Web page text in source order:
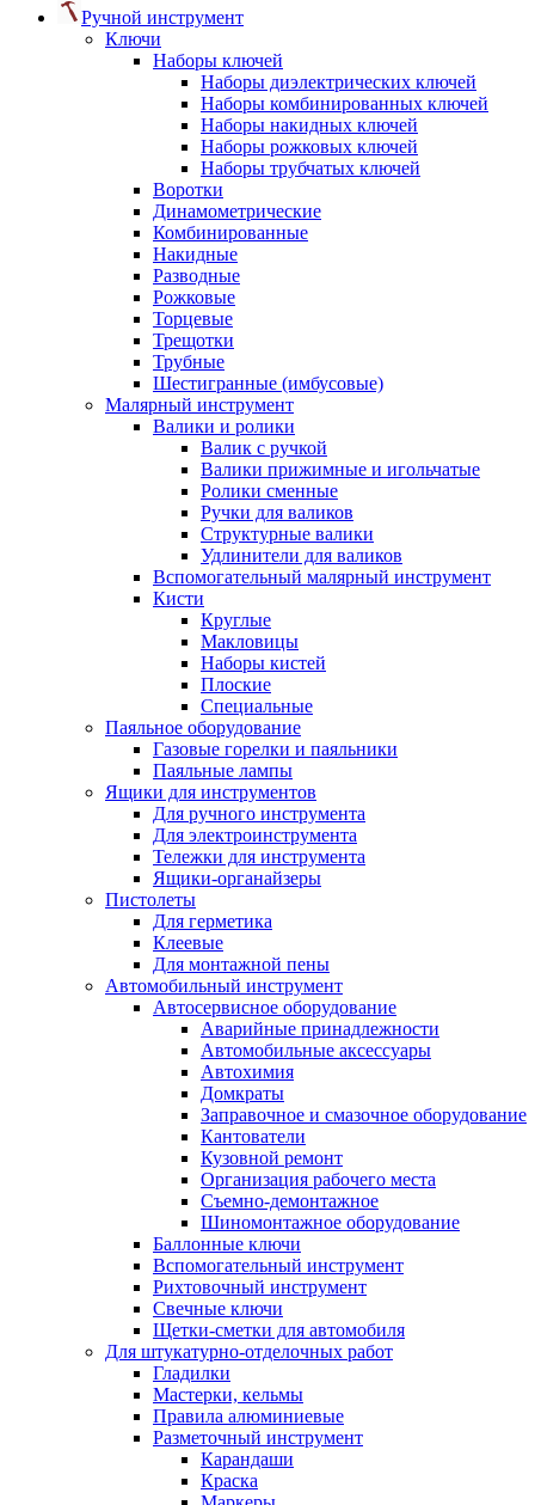
Ручной инструмент
Ключи
Наборы ключей
Наборы диэлектрических ключей
Наборы комбинированных ключей
Наборы накидных ключей
Наборы рожковых ключей
Наборы трубчатых ключей
Воротки
Динамометрические
Комбинированные
Накидные
Разводные
Рожковые
Торцевые
Трещотки
Трубные
Шестигранные (имбусовые)
Малярный инструмент
Валики и ролики
Валик с ручкой
Валики прижимные и игольчатые
Ролики сменные
Ручки для валиков
Структурные валики
Удлинители для валиков
Вспомогательный малярный инструмент
Кисти
Круглые
Макловицы
Наборы кистей
Плоские
Специальные
Паяльное оборудование
Газовые горелки и паяльники
Паяльные лампы
Ящики для инструментов
Для ручного инструмента
Для электроинструмента
Тележки для инструмента
Ящики-органайзеры
Пистолеты
Для герметика
Клеевые
Для монтажной пены
Автомобильный инструмент
Автосервисное оборудование
Аварийные принадлежности
Автомобильные аксессуары
Автохимия
Домкраты
Заправочное и смазочное оборудование
Кантователи
Кузовной ремонт
Организация рабочего места
Съемно-демонтажное
Шиномонтажное оборудование
Баллонные ключи
Вспомогательный инструмент
Рихтовочный инструмент
Свечные ключи
Щетки-сметки для автомобиля
Для штукатурно-отделочных работ
Гладилки
Мастерки, кельмы
Правила алюминиевые
Разметочный инструмент
Карандаши
Краска